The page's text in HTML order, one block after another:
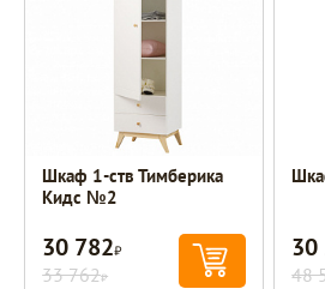
Шкаф 1-ств Тимберика
Кидс №2
30 782Р
33 762Р
30
48